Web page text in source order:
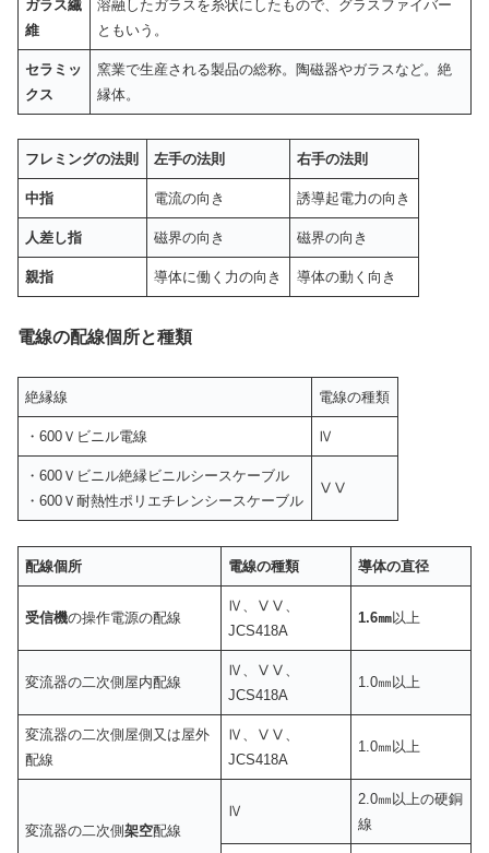
ガラス繊
維
溶融したガラスを糸状にしたもので、グラスファイバー
ともいう。
セラミッ
クス
窯業で生産される製品の総称。陶磁器やガラスなど。絶
縁体。
フレミングの法則 左手の法則 右手の法則
中指 電流の向き 誘導起電力の向き
人差し指 磁界の向き 磁界の向き
親指 導体に働く力の向き 導体の動く向き
電線の配線個所と種類
絶縁線 電線の種類
・600Ｖビニル電線 Ⅳ
・600Ｖビニル絶縁ビニルシースケーブル
・600Ｖ耐熱性ポリエチレンシースケーブル
ⅤⅤ
配線個所 電線の種類 導体の直径
受信機の操作電源の配線
Ⅳ、ⅤⅤ、
JCS418A
1.6㎜以上
変流器の二次側屋内配線
Ⅳ、ⅤⅤ、
JCS418A
1.0㎜以上
変流器の二次側屋側又は屋外
配線
Ⅳ、ⅤⅤ、
JCS418A
1.0㎜以上
変流器の二次側架空配線
Ⅳ
2.0㎜以上の硬銅
線